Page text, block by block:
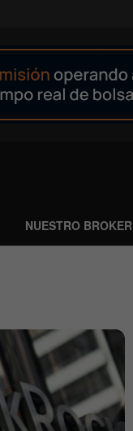
NUESTRO BROKER